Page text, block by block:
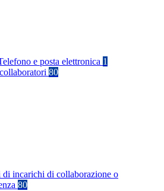
e posta elettronica 1
80
di incarichi di collaborazione o
80